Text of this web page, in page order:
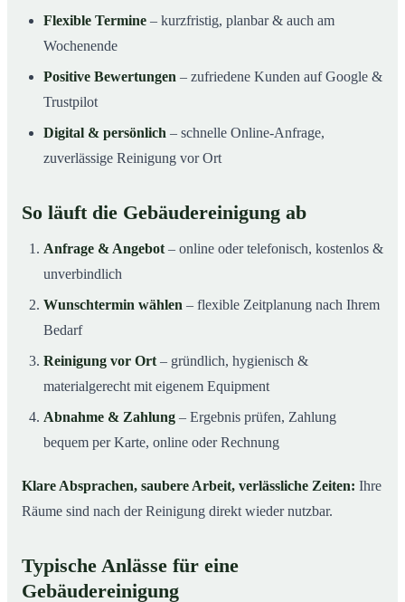
Flexible Termine – kurzfristig, planbar & auch am
Wochenende
Positive Bewertungen – zufriedene Kunden auf Google &
Trustpilot
Digital & persönlich – schnelle Online-Anfrage,
zuverlässige Reinigung vor Ort
So läuft die Gebäudereinigung ab
Anfrage & Angebot – online oder telefonisch, kostenlos &
unverbindlich
Wunschtermin wählen – flexible Zeitplanung nach Ihrem
Bedarf
Reinigung vor Ort – gründlich, hygienisch &
materialgerecht mit eigenem Equipment
Abnahme & Zahlung – Ergebnis prüfen, Zahlung
bequem per Karte, online oder Rechnung
Klare Absprachen, saubere Arbeit, verlässliche Zeiten: Ihre
Räume sind nach der Reinigung direkt wieder nutzbar.
Typische Anlässe für eine
Gebäudereinigung